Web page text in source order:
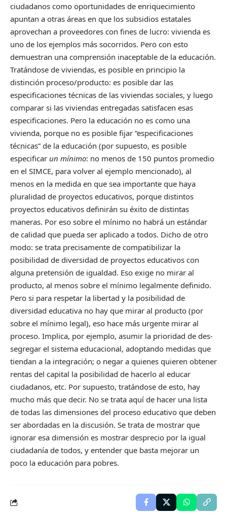
ciudadanos como oportunidades de enriquecimiento
apuntan a otras áreas en que los subsidios estatales
aprovechan a proveedores con fines de lucro: vivienda es
uno de los ejemplos más socorridos. Pero con esto
demuestran una comprensión inaceptable de la educación.
Tratándose de viviendas, es posible en principio la
distinción proceso/producto: es posible dar las
especificaciones técnicas de las viviendas sociales, y luego
comparar si las viviendas entregadas satisfacen esas
especificaciones. Pero la educación no es como una
vivienda, porque no es posible fijar “especificaciones
técnicas” de la educación (por supuesto, es posible
especificar un mínimo: no menos de 150 puntos promedio
en el SIMCE, para volver al ejemplo mencionado), al
menos en la medida en que sea importante que haya
pluralidad de proyectos educativos, porque distintos
proyectos educativos definirán su éxito de distintas
maneras. Por eso sobre el mínimo no habrá un estándar
de calidad que pueda ser aplicado a todos. Dicho de otro
modo: se trata precisamente de compatibilizar la
posibilidad de diversidad de proyectos educativos con
alguna pretensión de igualdad. Eso exige no mirar al
producto, al menos sobre el mínimo legalmente definido.
Pero si para respetar la libertad y la posibilidad de
diversidad educativa no hay que mirar al producto (por
sobre el mínimo legal), eso hace más urgente mirar al
proceso. Implica, por ejemplo, asumir la prioridad de des-
segregar el sistema educacional, adoptando medidas que
tiendan a la integración; o negar a quienes quieren obtener
rentas del capital la posibilidad de hacerlo al educar
ciudadanos, etc. Por supuesto, tratándose de esto, hay
mucho más que decir. No se trata aquí de hacer una lista
de todas las dimensiones del proceso educativo que deben
ser abordadas en la discusión. Se trata de mostrar que
ignorar esa dimensión es mostrar desprecio por la igual
ciudadanía de todos, y entender que basta mejorar un
poco la educación para pobres.